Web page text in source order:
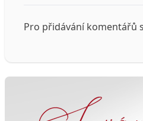
Pro přidávání komentářů